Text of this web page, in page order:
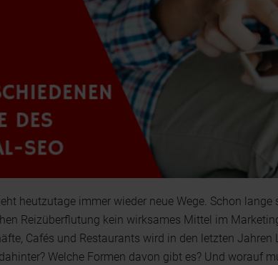
heutzutage immer wieder neue Wege. Schon
Reizüberflutung kein wirksames Mittel im
Cafés und Restaurants wird in den letzten Jahren
Welche Formen davon gibt es? Und worauf